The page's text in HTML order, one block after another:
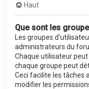
Haut
Que sont les
Les groupes
administrateurs du
Chaque utilisateur
chaque groupe peut
Ceci facilite les tâches
modifier les